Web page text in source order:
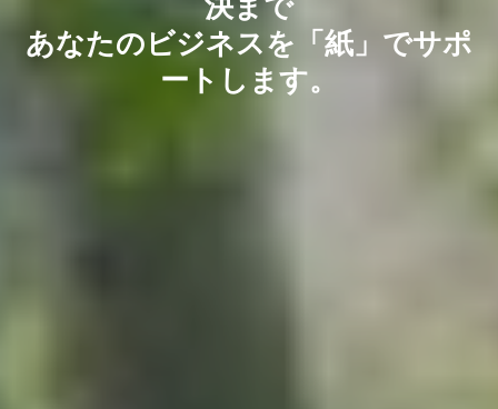
あなたのビジネスを「紙」でサポ
ートします。